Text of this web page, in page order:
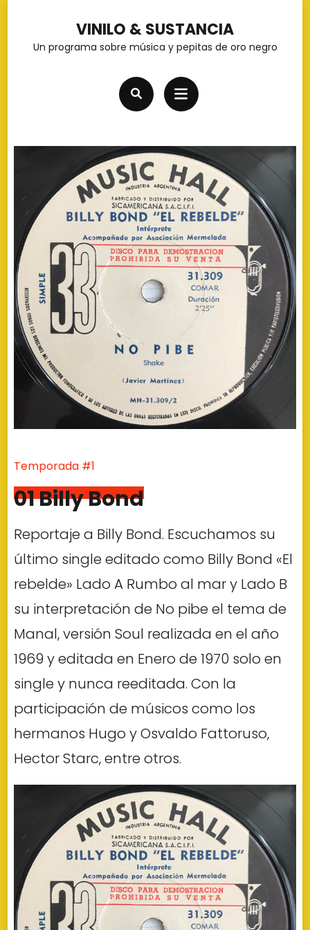
VINILO & SUSTANCIA
Un programa sobre música y pepitas de oro negro
Temporada #1
01 Billy Bond
Reportaje a Billy Bond. Escuchamos su
último single editado como Billy Bond «El
rebelde» Lado A Rumbo al mar y Lado B
su interpretación de No pibe el tema de
Manal, versión Soul realizada en el año
1969 y editada en Enero de 1970 solo en
single y nunca reeditada. Con la
participación de músicos como los
hermanos Hugo y Osvaldo Fattoruso,
Hector Starc, entre otros.